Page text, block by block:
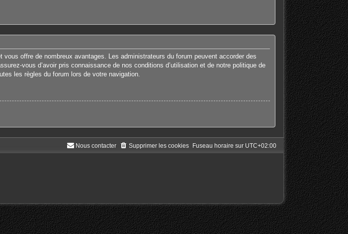
offre de nombreux avantages. Les administrateurs du forum peuvent accorder des
vous d’avoir pris connaissance de nos conditions d’utilisation et de notre politique de
les règles du forum lors de votre navigation.
Fuseau horaire sur UTC+02:00
Supprimer les cookies
Nous contacter